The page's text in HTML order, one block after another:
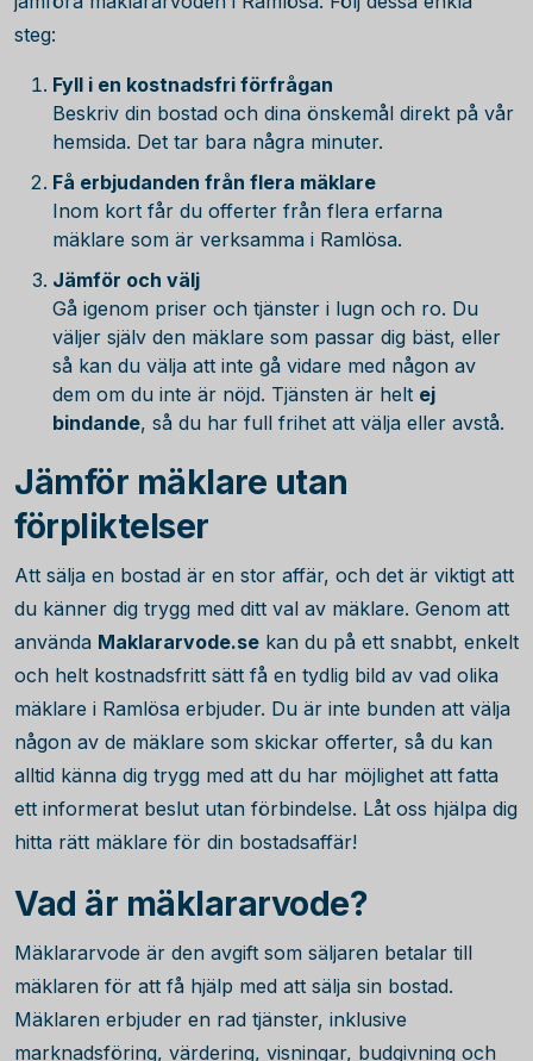
steg:
Fyll i en kostnadsfri förfrågan
Beskriv din bostad och dina önskemål direkt på vår
hemsida. Det tar bara några minuter.
Få erbjudanden från flera mäklare
Inom kort får du offerter från flera erfarna
mäklare som är verksamma i Ramlösa.
Jämför och välj
Gå igenom priser och tjänster i lugn och ro. Du
väljer själv den mäklare som passar dig bäst, eller
så kan du välja att inte gå vidare med någon av
dem om du inte är nöjd. Tjänsten är helt ej
bindande, så du har full frihet att välja eller avstå.
Jämför mäklare utan
förpliktelser
Att sälja en bostad är en stor affär, och det är viktigt att
du känner dig trygg med ditt val av mäklare. Genom att
använda Maklararvode.se kan du på ett snabbt, enkelt
och helt kostnadsfritt sätt få en tydlig bild av vad olika
mäklare i Ramlösa erbjuder. Du är inte bunden att välja
någon av de mäklare som skickar offerter, så du kan
alltid känna dig trygg med att du har möjlighet att fatta
ett informerat beslut utan förbindelse. Låt oss hjälpa dig
hitta rätt mäklare för din bostadsaffär!
Vad är mäklararvode?
Mäklararvode är den avgift som säljaren betalar till
mäklaren för att få hjälp med att sälja sin bostad.
Mäklaren erbjuder en rad tjänster, inklusive
marknadsföring, värdering, visningar, budgivning och